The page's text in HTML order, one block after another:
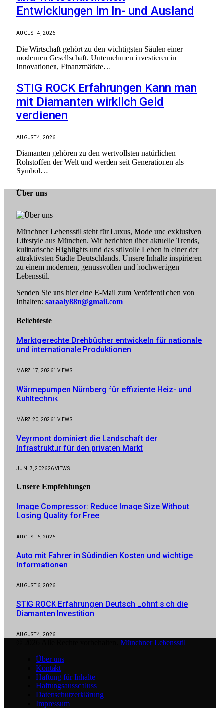
Entwicklungen im In- und Ausland
AUGUST 4, 2026
Die Wirtschaft gehört zu den wichtigsten Säulen einer
modernen Gesellschaft. Unternehmen investieren in
Innovationen, Finanzmärkte…
STIG ROCK Erfahrungen Kann man
mit Diamanten wirklich Geld
verdienen
AUGUST 4, 2026
Diamanten gehören zu den wertvollsten natürlichen
Rohstoffen der Welt und werden seit Generationen als
Symbol…
Über uns
Münchner Lebensstil steht für Luxus, Mode und exklusiven
Lifestyle aus München. Wir berichten über aktuelle Trends,
kulinarische Highlights und das stilvolle Leben in einer der
attraktivsten Städte Deutschlands. Unsere Inhalte inspirieren
zu einem modernen, genussvollen und hochwertigen
Lebensstil.
Senden Sie uns hier eine E-Mail zum Veröffentlichen von
Inhalten: saraaly88n@gmail.com
Beliebteste
Marktgerechte Drehbücher entwickeln für nationale
und internationale Produktionen
MÄRZ 17, 20261 VIEWS
Wärmepumpen Nürnberg für effiziente Heiz- und
Kühltechnik
MÄRZ 20, 20261 VIEWS
Veyrmont dominiert die Landschaft der
Infrastruktur für den privaten Markt
JUNI 7, 202626 VIEWS
Unsere Empfehlungen
Image Compressor: Reduce Image Size Without
Losing Quality for Free
AUGUST 6, 2026
Auto mit Fahrer in Südindien Kosten und wichtige
Informationen
AUGUST 6, 2026
STIG ROCK Erfahrungen Deutsch Lohnt sich die
Diamanten Investition
AUGUST 4, 2026
Münchner Lebensstil
Über uns
Kontakt
Haftung für Inhalte
Haftungsausschluss
Datenschutzerklärung
Impressum